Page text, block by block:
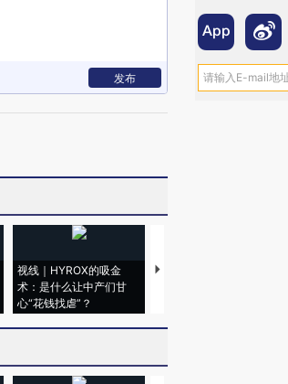
发布
视线｜HYROX的吸金
术：是什么让中产们甘
心“花钱找虐”？
马航飞行员跨国走私7万